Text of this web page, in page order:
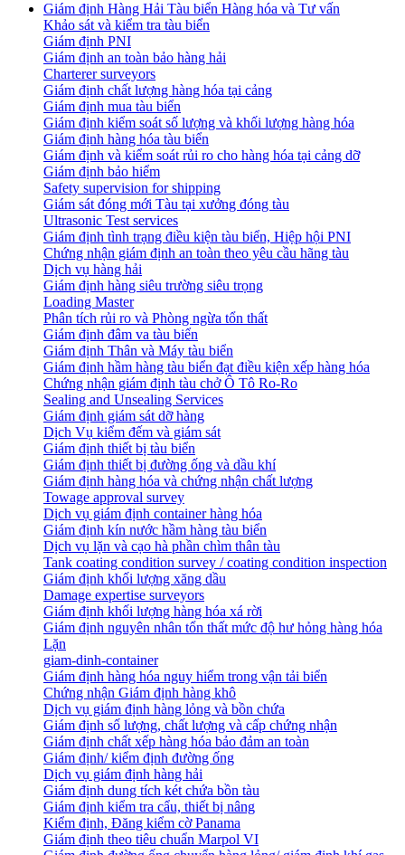
Giám định Hàng Hải Tàu biển Hàng hóa và Tư vấn
Khảo sát và kiểm tra tàu biển
Giám định PNI
Giám định an toàn bảo hàng hải
Charterer surveyors
Giám định chất lượng hàng hóa tại cảng
​Giám định mua tàu biển
Giám định kiểm soát số lượng và khối lượng hàng hóa
Giám định hàng hóa tàu biển
Giám định và kiểm soát rủi ro cho hàng hóa tại cảng dỡ
Giám định bảo hiểm
Safety supervision for shipping
Giám sát đóng mới Tàu tại xưởng đóng tàu
Ultrasonic Test services
Giám định tình trạng điều kiện tàu biển, Hiệp hội PNI
Chứng nhận giám định an toàn theo yêu cầu hãng tàu
Dịch vụ hàng hải
Giám định hàng siêu trường siêu trọng
Loading Master
Phân tích rủi ro và Phòng ngừa tổn thất
​Giám định đâm va tàu biển
Giám định Thân và Máy tàu biển
​Giám định hầm hàng tàu biển đạt điều kiện xếp hàng hóa
Chứng nhận giám định tàu chở Ô Tô Ro-Ro
Sealing and Unsealing Services
Giám định giám sát dỡ hàng
Dịch Vụ kiểm đếm và giám sát
Giám định thiết bị tàu biển
Giám định thiết bị đường ống và dầu khí
Giám định hàng hóa và chứng nhận chất lượng
Towage approval survey
Dịch vụ giám định container hàng hóa
Giám định kín nước hầm hàng tàu biển
Dịch vụ lặn và cạo hà phần chìm thân tàu
Tank coating condition survey / coating condition inspection
Giám định khối lượng xăng dầu
Damage expertise surveyors
Giám định khối lượng hàng hóa xá rời
Giám định nguyên nhân tổn thất mức độ hư hỏng hàng hóa
Lặn
giam-dinh-container
Giám định hàng hóa nguy hiểm trong vận tải biển
Chứng nhận Giám định hàng khô
Dịch vụ giám định hàng lỏng và bồn chứa
Giám định số lượng, chất lượng và cấp chứng nhận
Giám định chất xếp hàng hóa bảo đảm an toàn
Giám định/ kiểm định đường ống
Dịch vụ giám định hàng hải
Giám định dung tích két chứa bồn tàu
Giám định kiểm tra cẩu, thiết bị nâng
Kiểm định, Đăng kiểm cờ Panama
Giám định theo tiêu chuẩn Marpol VI